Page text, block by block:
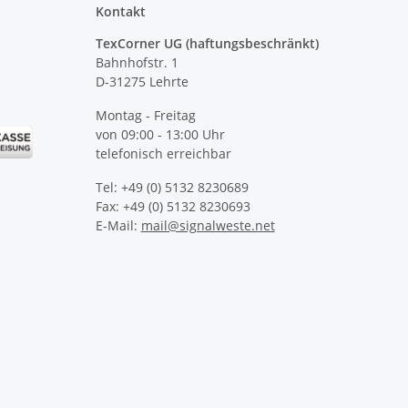
Kontakt
TexCorner UG (haftungsbeschränkt)
Bahnhofstr. 1
D-31275 Lehrte
Montag - Freitag
von 09:00 - 13:00 Uhr
telefonisch erreichbar
Tel: +49 (0) 5132 8230689
Fax: +49 (0) 5132 8230693
E-Mail:mail@signalweste.net